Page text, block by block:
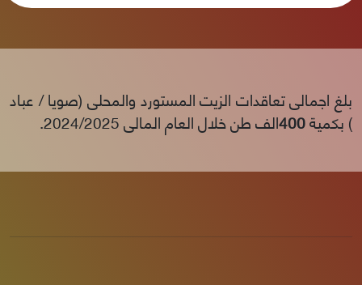
بلغ اجمالى تعاقدات الزيت المستورد والمحلى (صويا / عباد
) بكمية400الف طن خلال العام المالى 2024/2025.